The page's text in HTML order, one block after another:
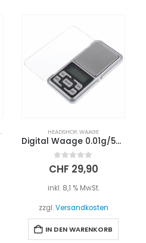
HEADSHOP,WAAGE
Digital Waage 0.01g/500g
0out of 5
CHF 29,90
inkl. 8,1 % MwSt.
zzgl.Versandkosten
IN DEN WARENKORB